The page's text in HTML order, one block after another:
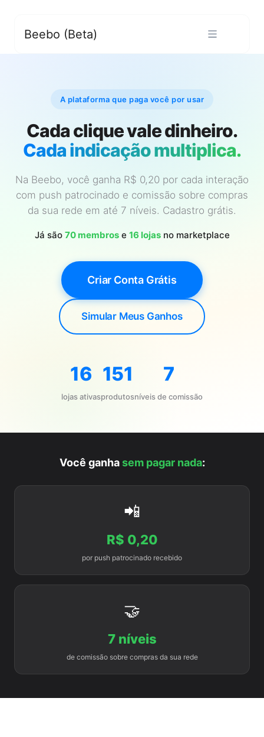
Beebo (Beta)
A plataforma que paga você por usar
Cada clique vale dinheiro.
Cada indicação multiplica.
Na Beebo, você ganha R$ 0,20 por cada interação
com push patrocinado e comissão sobre compras
da sua rede em até 7 níveis. Cadastro grátis.
Já são 70 membrose 16 lojasno marketplace
Criar Conta Grátis
Simular Meus Ganhos
16
lojas ativas
151
produtos
7
níveis de comissão
Você ganhasem pagar nada:
📲
R$ 0,20
por push patrocinado recebido
🤝
7 níveis
de comissão sobre compras da sua rede